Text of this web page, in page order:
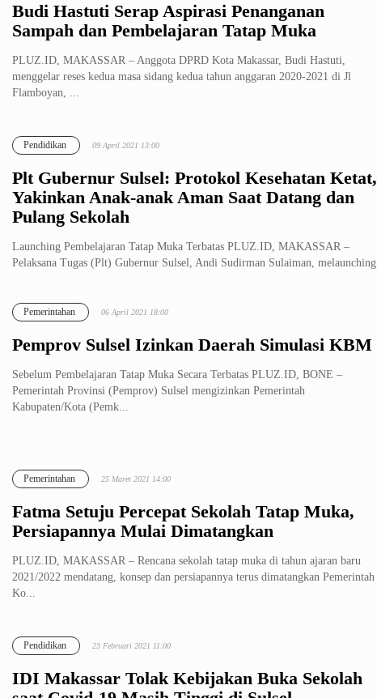
Budi Hastuti Serap Aspirasi Penanganan
Sampah dan Pembelajaran Tatap Muka
PLUZ.ID, MAKASSAR – Anggota DPRD Kota Makassar, Budi Hastuti,
menggelar reses kedua masa sidang kedua tahun anggaran 2020-2021 di Jl
Flamboyan, ...
Plt Gubernur Sulsel: Protokol Kesehatan Ketat,
Yakinkan Anak-anak Aman Saat Datang dan
Pulang Sekolah
Pendidikan 09 April 2021 13:00
Launching Pembelajaran Tatap Muka Terbatas PLUZ.ID, MAKASSAR –
Pelaksana Tugas (Plt) Gubernur Sulsel, Andi Sudirman Sulaiman, melaunching
Pemprov Sulsel Izinkan Daerah Simulasi KBM
Pemerintahan 06 April 2021 18:00
Sebelum Pembelajaran Tatap Muka Secara Terbatas PLUZ.ID, BONE –
Pemerintah Provinsi (Pemprov) Sulsel mengizinkan Pemerintah
Kabupaten/Kota (Pemk...
Fatma Setuju Percepat Sekolah Tatap Muka,
Persiapannya Mulai Dimatangkan
Pemerintahan 25 Maret 2021 14:00
PLUZ.ID, MAKASSAR – Rencana sekolah tatap muka di tahun ajaran baru
2021/2022 mendatang, konsep dan persiapannya terus dimatangkan Pemerintah
Ko...
IDI Makassar Tolak Kebijakan Buka Sekolah
Pendidikan 23 Februari 2021 11:00